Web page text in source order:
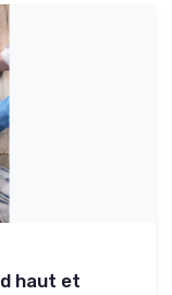
haut et